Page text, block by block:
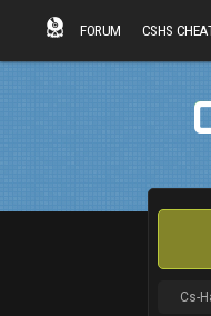
FORUM CSHS
Cs-